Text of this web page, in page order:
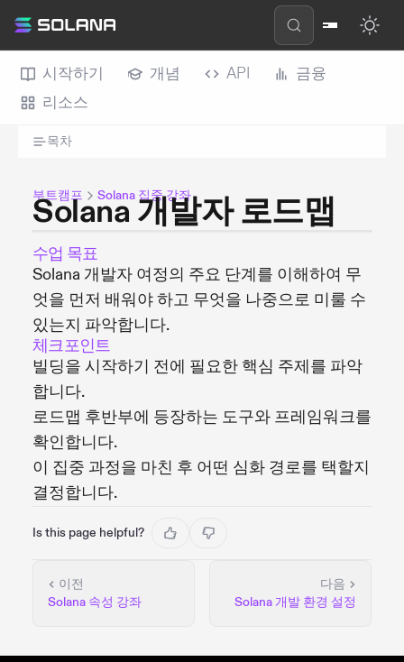
시작하기 개념 API
금융
리소스
목차
부트캠프 Solana 집중 강좌
Solana 개발자 로드맵
수업 목표
Solana 개발자 여정의 주요 단계를 이해하여 무
엇을 먼저 배워야 하고 무엇을 나중으로 미룰 수
있는지 파악합니다.
체크포인트
빌딩을 시작하기 전에 필요한 핵심 주제를 파악
합니다.
로드맵 후반부에 등장하는 도구와 프레임워크를
확인합니다.
이 집중 과정을 마친 후 어떤 심화 경로를 택할지
결정합니다.
Is this page helpful?
이전
Solana 속성 강좌
다음
Solana 개발 환경 설정